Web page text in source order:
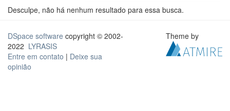
Desculpe, não há nenhum resultado para essa busca.
DSpace software copyright © 2002-
2022 LYRASIS
Entre em contato | Deixe sua
opinião
Theme by